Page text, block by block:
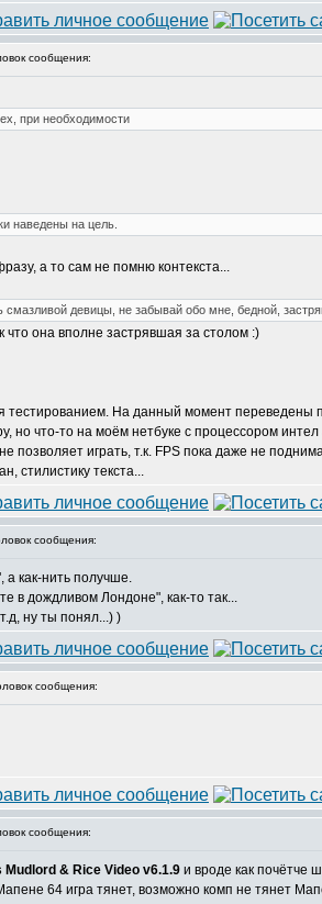
сообщения:
при необходимости
наведены на цель.
а то сам не помню контекста...
смазливой девицы, не забывай обо мне, бедной,
она вполне застрявшая за столом :)
На данный момент переведены
но что-то на моём нетбуке с процессором
позволяет играть, т.к. FPS пока даже не
стилистику текста...
сообщения:
а как-нить получше.
в дождливом Лондоне", как-то так...
ну ты понял...) )
сообщения:
сообщения:
& Rice Video v6.1.9 и вроде как почётче
64 игра тянет, возможно комп не тянет